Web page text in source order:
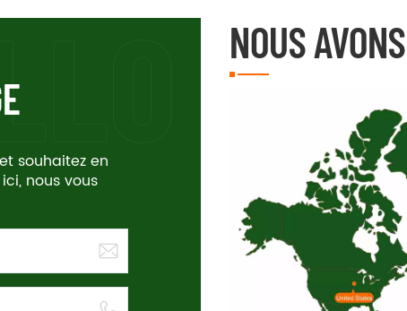
souhaitez en
nous vous
NOUS